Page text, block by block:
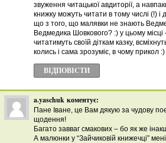
звуження читацької авдиторії, а
книжку можуть читати в тому числі (!) і
що з того, що малявки не знають
Ведмедика Шовкового? :) у цьому
читатимуть своїй діткам казку,
колись і сама зрозуміє, в чому прикол :)
ВІДПОВІCТИ
a.yaschuk коментує:
Пане Іване, це Вам дякую за чудову
щодення!
Багато завваг смакових – бо як же
А малюнки у “Зайчиковій книжечці”